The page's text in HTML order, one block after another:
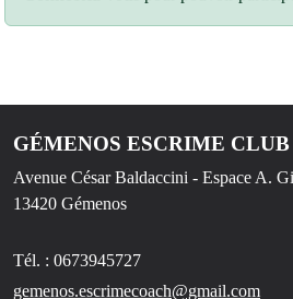
GÉMENOS ESCRIME CLUB
Avenue César Baldaccini - Espace A.
13420 Gémenos
Tél. : 0673945727
gemenos.escrimecoach@gmail.com